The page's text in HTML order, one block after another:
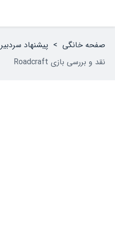
صفحه خانگی > پیشنهاد سردبیر
نقد و بررسی بازی Roadcraft